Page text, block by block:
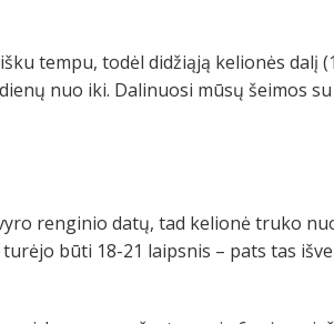
tempu, todėl didžiąją kelionės dalį
nuo iki. Dalinuosi mūsų šeimos
renginio datų, tad kelionė truko
būti 18-21 laipsnis – pats tas